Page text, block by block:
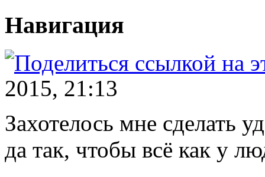
Навигация
2015, 21:13
Захотелось мне сделать
да так, чтобы всё как у